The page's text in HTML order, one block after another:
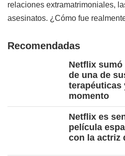
relaciones extramatrimoniales,
asesinatos. ¿Cómo fue
Recomendadas
Netflix
de una de
terapéuticas
momento
Netflix es
película
con la actriz